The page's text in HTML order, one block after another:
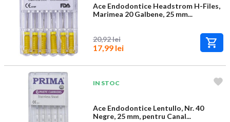
Ace Endodontice Headstrom H-Files,
Marimea 20 Galbene, 25 mm...
20,92 lei
17,99 lei
IN STOC
Ace Endodontice Lentullo, Nr. 40
Negre, 25 mm, pentru Canal...